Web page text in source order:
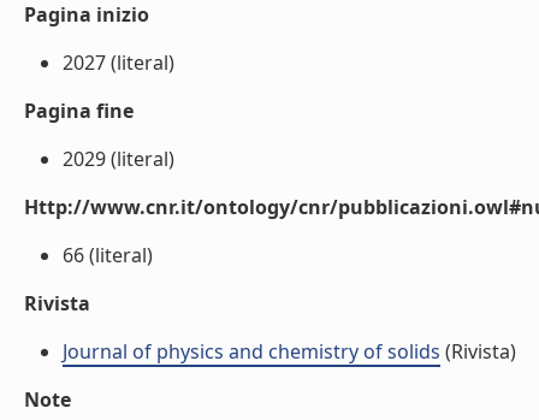
Pagina inizio
2027 (literal)
Pagina fine
2029 (literal)
Http://www.cnr.it/ontology/cnr/
66 (literal)
Rivista
Journal of physics and chemistry of solids (Rivista)
Note